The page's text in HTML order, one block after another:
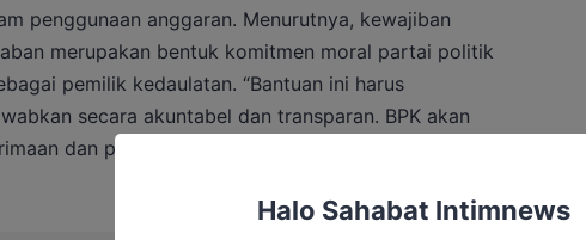
penggunaan anggaran. Menurutnya, kewajiban
merupakan bentuk komitmen moral partai politik
pemilik kedaulatan. “Bantuan ini harus
secara akuntabel dan transparan. BPK akan
dan pengeluaran setiap tahun,” katanya.
Halo Sahabat Intimnews